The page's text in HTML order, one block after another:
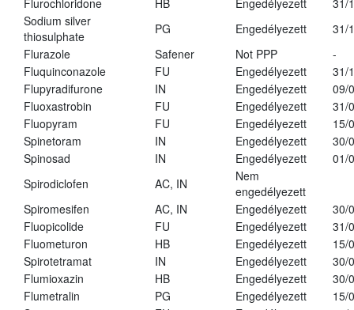
Flurochloridone
HB Engedélyezett
31/
Sodium silver
thiosulphate
PG Engedélyezett
31/
Flurazole
Safener Not PPP
-
Fluquinconazole
FU Engedélyezett
31/
Flupyradifurone
IN Engedélyezett
09/
Fluoxastrobin
FU Engedélyezett
31/
Fluopyram
FU Engedélyezett
15/
Spinetoram
IN Engedélyezett
30/
Spinosad
IN Engedélyezett
01/
Spirodiclofen
AC, IN
Nem
engedélyezett
Spiromesifen
AC, IN Engedélyezett
30/
Fluopicolide
FU Engedélyezett
31/
Fluometuron
HB Engedélyezett
15/
Spirotetramat
IN Engedélyezett
30/
Flumioxazin
HB Engedélyezett
30/
Flumetralin
PG Engedélyezett
15/